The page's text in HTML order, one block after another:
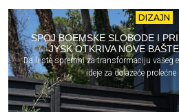
DIZAJN
SPOJ BOEMSKE SLOBODE I
JYSK OTKRIVA NOVE
Da li ste spremni za transformaciju vašeg
ideje za dolazeće prolećne